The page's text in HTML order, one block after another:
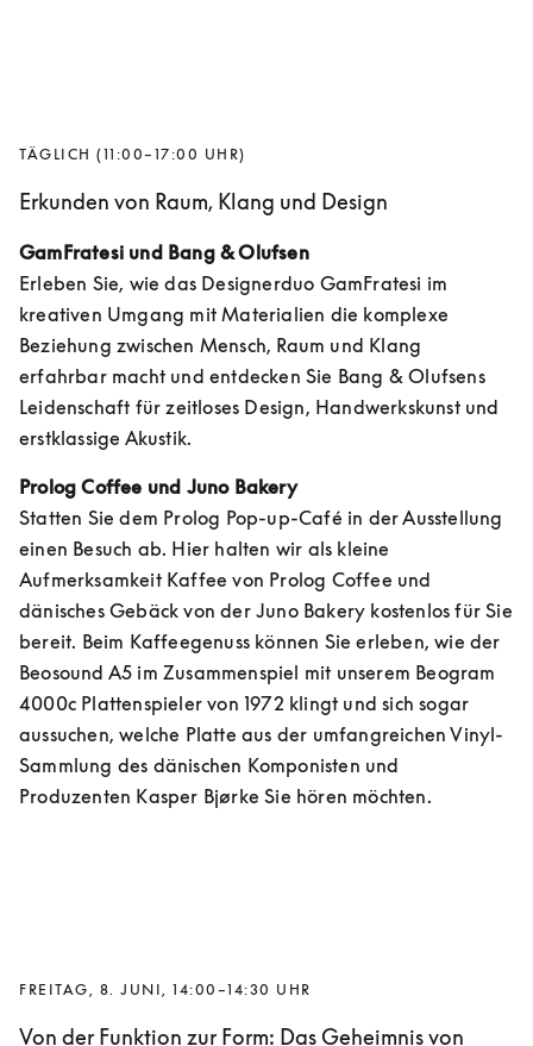
TÄGLICH (11:00–17:00 UHR)
Erkunden von Raum, Klang und Design
GamFratesi und Bang & Olufsen
Erleben Sie, wie das Designerduo GamFratesi im
kreativen Umgang mit Materialien die komplexe
Beziehung zwischen Mensch, Raum und Klang
erfahrbar macht und entdecken Sie Bang & Olufsens
Leidenschaft für zeitloses Design, Handwerkskunst und
erstklassige Akustik.
Prolog Coffee und Juno Bakery
Statten Sie dem Prolog Pop-up-Café in der Ausstellung
einen Besuch ab. Hier halten wir als kleine
Aufmerksamkeit Kaffee von Prolog Coffee und
dänisches Gebäck von der Juno Bakery kostenlos für Sie
bereit. Beim Kaffeegenuss können Sie erleben, wie der
Beosound A5 im Zusammenspiel mit unserem Beogram
4000c Plattenspieler von 1972 klingt und sich sogar
aussuchen, welche Platte aus der umfangreichen Vinyl-
Sammlung des dänischen Komponisten und
Produzenten Kasper Bjørke Sie hören möchten.
FREITAG, 8. JUNI, 14:00–14:30 UHR
Von der Funktion zur Form: Das Geheimnis von